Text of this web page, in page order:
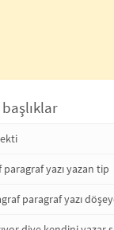
yazı yazan tip
paragraf yazı